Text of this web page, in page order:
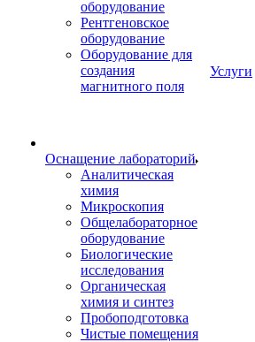
оборудование
Рентгеновское
оборудование
Оборудование для
создания
магнитного поля
Оснащение лабораторий
Аналитическая
химия
Микроскопия
Общелабораторное
оборудование
Биологические
исследования
Органическая
химия и синтез
Пробоподготовка
Чистые помещения
Услуги